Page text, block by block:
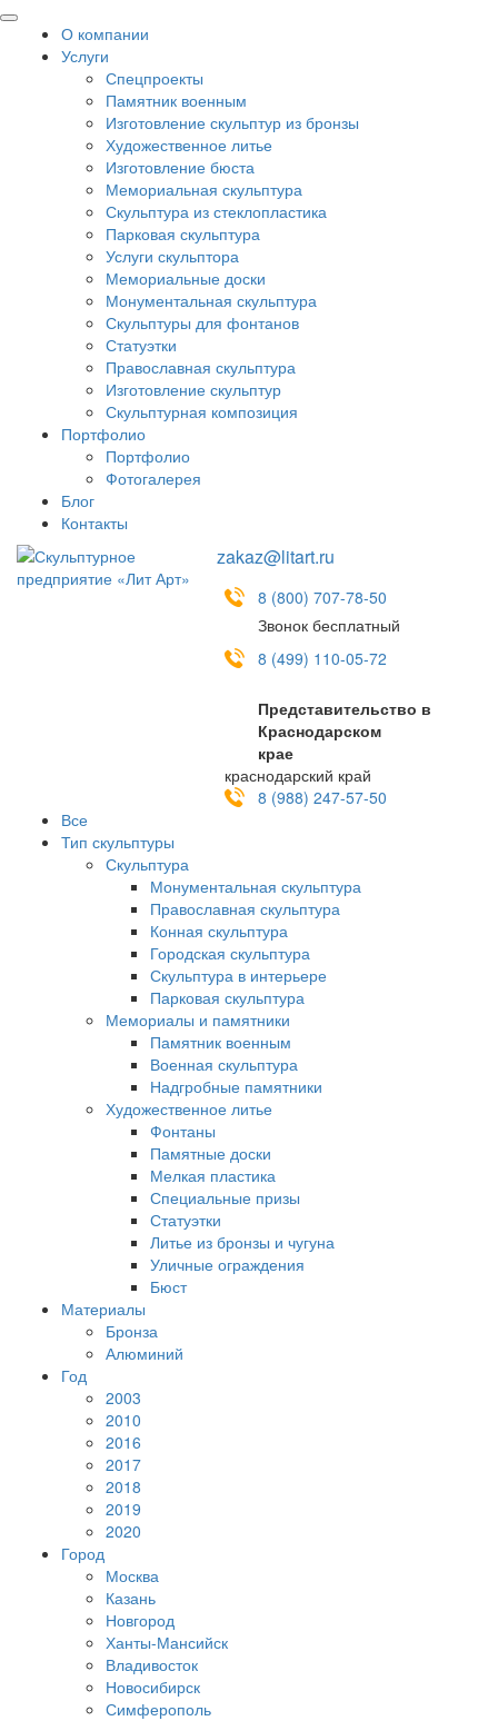
О компании
Услуги
Спецпроекты
Памятник военным
Изготовление скульптур из бронзы
Художественное литье
Изготовление бюста
Мемориальная скульптура
Скульптура из стеклопластика
Парковая скульптура
Услуги скульптора
Мемориальные доски
Монументальная скульптура
Скульптуры для фонтанов
Статуэтки
Православная скульптура
Изготовление скульптур
Скульптурная композиция
Портфолио
Портфолио
Фотогалерея
Блог
Контакты
zakaz@litart.ru
8 (800) 707-78-50
Звонок бесплатный
8 (499) 110-05-72
Представительство в
Краснодарском
крае
краснодарский край
8 (988) 247-57-50
Все
Тип скульптуры
Скульптура
Монументальная скульптура
Православная скульптура
Конная скульптура
Городская скульптура
Скульптура в интерьере
Парковая скульптура
Мемориалы и памятники
Памятник военным
Военная скульптура
Надгробные памятники
Художественное литье
Фонтаны
Памятные доски
Мелкая пластика
Специальные призы
Статуэтки
Литье из бронзы и чугуна
Уличные ограждения
Бюст
Материалы
Бронза
Алюминий
Год
2003
2010
2016
2017
2018
2019
2020
Город
Москва
Казань
Новгород
Ханты-Мансийск
Владивосток
Новосибирск
Симферополь